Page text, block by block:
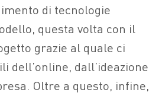
di tecnologie
questa volta con il
grazie al quale ci
dell’online, dall’ideazione
Oltre a questo, infine,